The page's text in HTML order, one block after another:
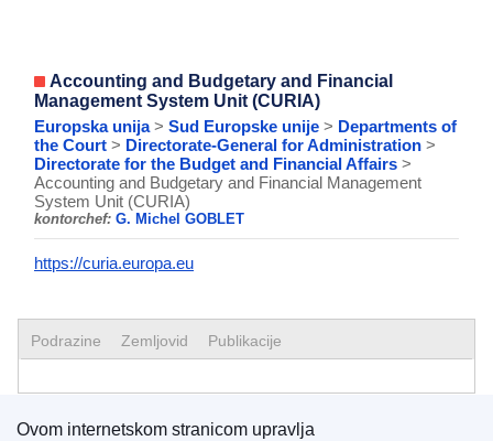
Accounting and Budgetary and Financial
Management System Unit (CURIA)
Europska unija> Sud Europske unije > Departments of
the Court > Directorate-General for Administration >
Directorate for the Budget and Financial Affairs >
Accounting and Budgetary and Financial Management
System Unit (CURIA)
kontorchef: G. Michel GOBLET
https://curia.europa.eu
Podrazine Zemljovid Publikacije
Ovom internetskom stranicom upravlja